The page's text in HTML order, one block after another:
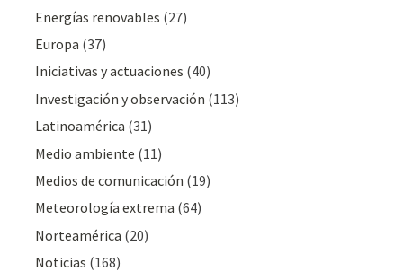
Energías renovables (27)
Europa (37)
Iniciativas y actuaciones (40)
Investigación y observación (113)
Latinoamérica (31)
Medio ambiente (11)
Medios de comunicación (19)
Meteorologí­a extrema (64)
Norteamérica (20)
Noticias (168)